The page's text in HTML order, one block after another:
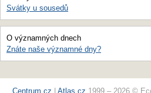
Svátky u sousedů
O významných dnech
Znáte naše významné dny?
Centrum.cz Atlas.cz 1999 – 2026 ©